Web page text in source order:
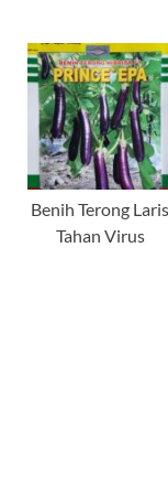
Benih Terong Laris
Tahan Virus